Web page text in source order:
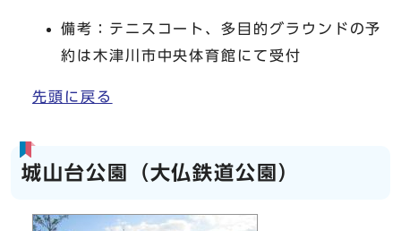
備考：テニスコート、多目的グラウンドの予
約は木津川市中央体育館にて受付
先頭に戻る
城山台公園（大仏鉄道公園）